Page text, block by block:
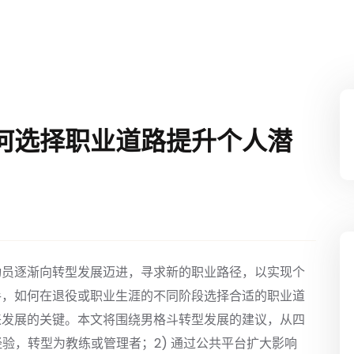
选择职业道路提升个人潜
逐渐向转型发展迈进，寻求新的职业路径，以实现个
如何在退役或职业生涯的不同阶段选择合适的职业道
展的关键。本文将围绕男格斗转型发展的建议，从四
，转型为教练或管理者；2) 通过公共平台扩大影响